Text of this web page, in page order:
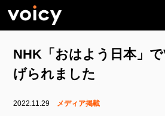
NHK「おはよう日本」
げられました
2022.11.29 メディア掲載